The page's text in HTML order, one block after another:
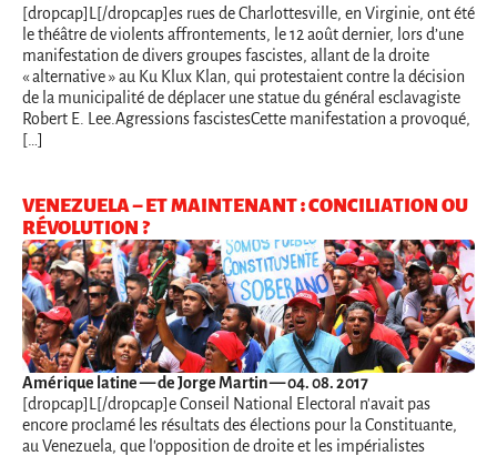
[dropcap]L[/dropcap]es rues de Charlottesville, en Virginie, ont été
le théâtre de violents affrontements, le 12 août dernier, lors d’une
manifestation de divers groupes fascistes, allant de la droite
« alternative » au Ku Klux Klan, qui protestaient contre la décision
de la municipalité de déplacer une statue du général esclavagiste
Robert E. Lee.Agressions fascistesCette manifestation a provoqué,
[…]
VENEZUELA – ET MAINTENANT : CONCILIATION OU
RÉVOLUTION ?
Amérique latine— de Jorge Martin — 04. 08. 2017
[dropcap]L[/dropcap]e Conseil National Electoral n'avait pas
encore proclamé les résultats des élections pour la Constituante,
au Venezuela, que l'opposition de droite et les impérialistes